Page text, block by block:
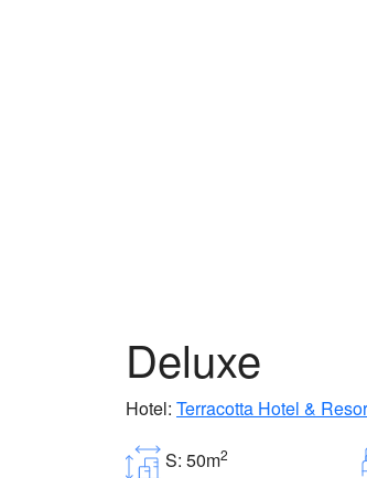
Deluxe
Hotel: Terracotta Hotel &
S: 50m2